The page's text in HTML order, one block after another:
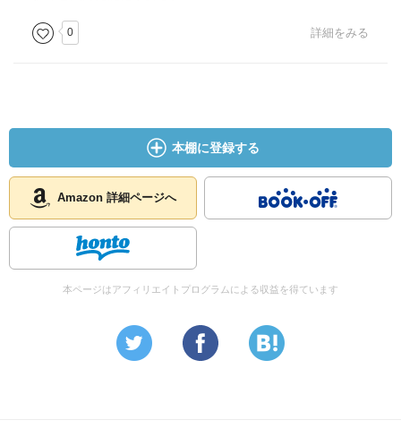
て人生における経験が異なるからであり、過去の経験や自
分の感情で表現し、共有することは無駄であるとは言えな
表現の多様性とは相性が悪い。べき論を極限まで推し進め
れば、「全ての人が、誤解が何もないように、正しい話法
でもって、この一つの正しい真実を発話すべき」というこ
とになるから、言葉は痩せていく」p55
「声高な反対者もいるのに、どうして多様性が失われるの
かというと、正義というのは文学とは違って「自ずと明ら
か」なものであり、すなわち「万人が分からなければなら
人は自分がすぐに理解できないもの、予め知らされていな
いもの、定式表現からの逸脱は、間違っているに違いない
0 詳細をみる
本棚に登録する
Amazon 詳細ページへ
本ページはアフィリエイトプログラムによる収益を得ています